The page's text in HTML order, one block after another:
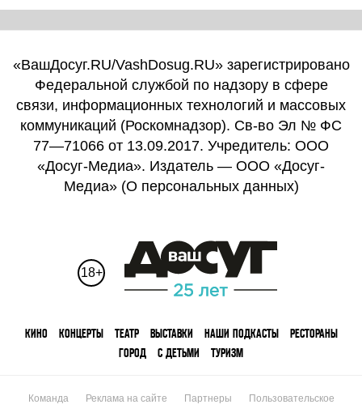
«ВашДосуг.RU/VashDosug.RU» зарегистрировано
Федеральной службой по надзору в сфере
связи, информационных технологий и массовых
коммуникаций (Роскомнадзор). Св-во Эл № ФС
77—71066 от 13.09.2017. Учредитель: ООО
«Досуг-Медиа». Издатель — ООО «Досуг-
Медиа» (О персональных данных)
18+
КИНО КОНЦЕРТЫ ТЕАТР ВЫСТАВКИ НАШИ ПОДКАСТЫ
РЕСТОРАНЫ
ГОРОД
С ДЕТЬМИ ТУРИЗМ
Команда Реклама на сайте Партнеры
Пользовательское